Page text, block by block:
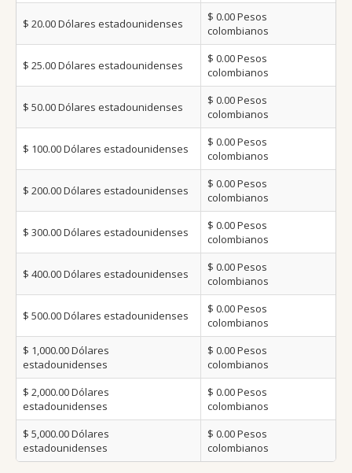
$ 20.00Dólares estadounidenses $ 0.00Pesos
colombianos
$ 25.00Dólares estadounidenses $ 0.00Pesos
colombianos
$ 50.00Dólares estadounidenses $ 0.00Pesos
colombianos
$ 100.00Dólares estadounidenses $ 0.00Pesos
colombianos
$ 200.00Dólares estadounidenses $ 0.00Pesos
colombianos
$ 300.00Dólares estadounidenses $ 0.00Pesos
colombianos
$ 400.00Dólares estadounidenses $ 0.00Pesos
colombianos
$ 500.00Dólares estadounidenses $ 0.00Pesos
colombianos
$ 1,000.00Dólares
estadounidenses
$ 0.00Pesos
colombianos
$ 2,000.00Dólares
estadounidenses
$ 0.00Pesos
colombianos
$ 5,000.00Dólares
estadounidenses
$ 0.00Pesos
colombianos